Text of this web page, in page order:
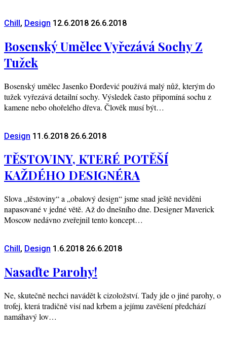
Chill, Design 12.6.2018 26.6.2018
Bosenský Umělec Vyřezává Sochy Z
Tužek
Bosenský umělec Jasenko Đorđević používá malý nůž, kterým do
tužek vyřezává detailní sochy. Výsledek často připomíná sochu z
kamene nebo ohořelého dřeva. Člověk musí být…
Design 11.6.2018 26.6.2018
TĚSTOVINY, KTERÉ POTĚŠÍ
KAŽDÉHO DESIGNÉRA
Slova „těstoviny“ a „obalový design“ jsme snad ještě neviděni
napasované v jedné větě. Až do dnešního dne. Designer Maverick
Moscow nedávno zveřejnil tento koncept…
Chill , Design 1.6.2018 26.6.2018
Nasaďte Parohy!
Ne, skutečně nechci navádět k cizoložství. Tady jde o jiné parohy, o
trofej, která tradičně visí nad krbem a jejímu zavěšení předchází
namáhavý lov…